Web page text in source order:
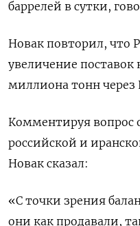
баррелей в сутки,
Новак повторил, что
увеличение
миллиона тонн через
Комментируя вопрос
российской и
Новак сказал:
«С точки зрения
они как продавали,